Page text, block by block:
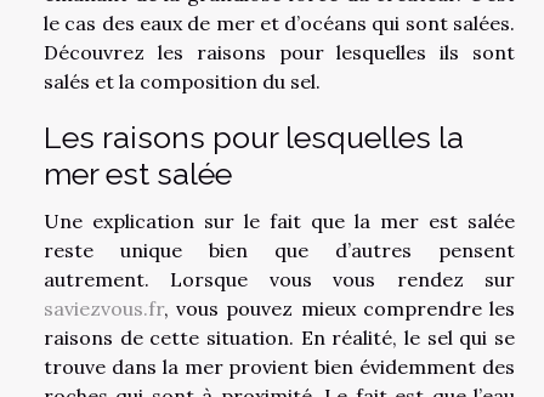
le cas des eaux de mer et d’océans qui sont salées.
Découvrez les raisons pour lesquelles ils sont
salés et la composition du sel.
Les raisons pour lesquelles la
mer est salée
Une explication sur le fait que la mer est salée
reste unique bien que d’autres pensent
autrement. Lorsque vous vous rendez sur
saviezvous.fr, vous pouvez mieux comprendre les
raisons de cette situation. En réalité, le sel qui se
trouve dans la mer provient bien évidemment des